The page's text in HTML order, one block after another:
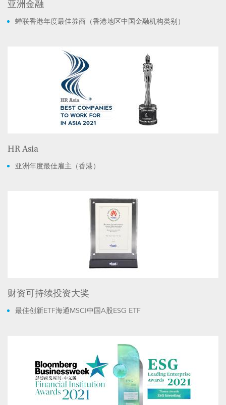
亚洲金融
蝉联香港年度最佳券商（香港地区中国金融机构类别）
HR Asia
亚洲年度最佳雇主（香港）
财资可持续投资大奖
最佳创新ETF海通MSCI中国A股ESG ETF